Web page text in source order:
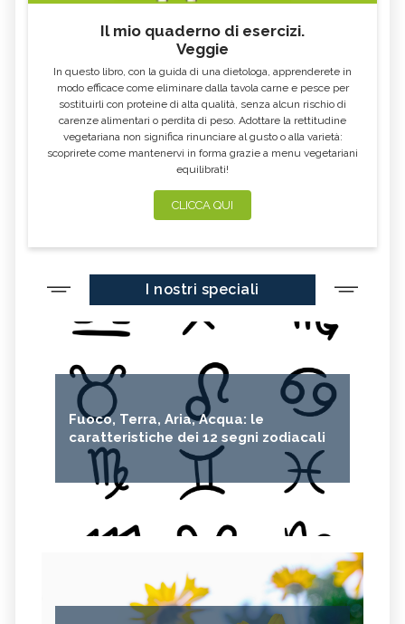
Il mio quaderno di esercizi.
Veggie
In questo libro, con la guida di una dietologa, apprenderete in
modo efficace come eliminare dalla tavola carne e pesce per
sostituirli con proteine di alta qualità, senza alcun rischio di
carenze alimentari o perdita di peso. Adottare la rettitudine
vegetariana non significa rinunciare al gusto o alla varietà:
scoprirete come mantenervi in forma grazie a menu vegetariani
equilibrati!
CLICCA QUI
I nostri speciali
Fuoco, Terra, Aria, Acqua: le
caratteristiche dei 12 segni zodiacali